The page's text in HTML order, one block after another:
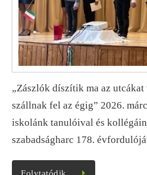
„Zászlók díszítik ma az
szállnak fel az égig” 2026.
iskolánk tanulóival és
szabadságharc 178.
Folytatódik…